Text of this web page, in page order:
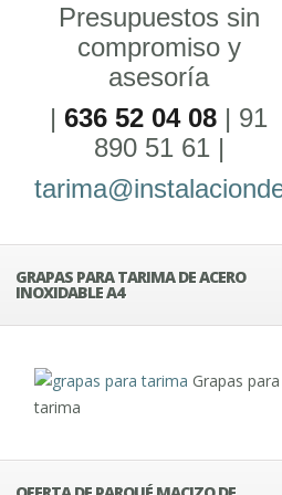
Presupuestos sin
compromiso y
asesoría
| 636 52 04 08 | 91
890 51 61 |
GRAPAS PARA TARIMA DE ACERO
INOXIDABLE A4
Grapas para
tarima